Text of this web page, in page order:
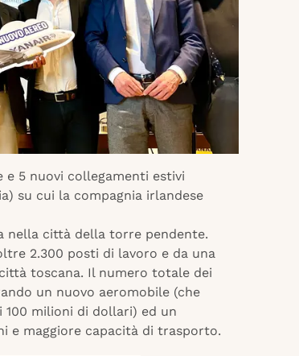
e 5 nuovi collegamenti estivi
su cui la compagnia irlandese
nella città della torre pendente.
2.300 posti di lavoro e da una
toscana. Il numero totale dei
un nuovo aeromobile (che
100 milioni di dollari) ed un
e maggiore capacità di trasporto.